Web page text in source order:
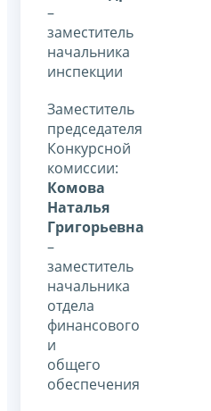
–
заместитель
начальника
инспекции
Заместитель
председателя
Конкурсной
комиссии:
Комова
Наталья
Григорьевна
–
заместитель
начальника
отдела
финансового
и
общего
обеспечения